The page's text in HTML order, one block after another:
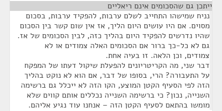
ייתכן גם שהסכומים אינם ריאליים
נניח שמישהו התחייב לשלם ערבות, להפקיד ערבות, בסכום
מסוים. אם היו עושים היום הליך, אז אין שום קשר בין הסכום
שהיו נדרשים להפקיד היום בהליך כזה, לבין הסכומים של אז.
גם לא כל-כך ברור אם הסכומים האלה צמודים או לא
צמודים, וכן הלאה. זו בעיה אחת.
דבר שני, מה הקריטריונים להפעלת שיקול דעתו של המפקח
על התעבורה? הרי, בסופו של דבר, אם הוא לא נוקט בהליך
הזה לפי הסעיף הקטן המוצע, הקו הזה לא ייכלל גם ברשימה
השנייה, נכון? כי ברשימה השנייה נכללים אותם קווים שלא
מומשו בהתאם לסעיף הקטן הזה – אנחנו עוד נגיע אליהם.